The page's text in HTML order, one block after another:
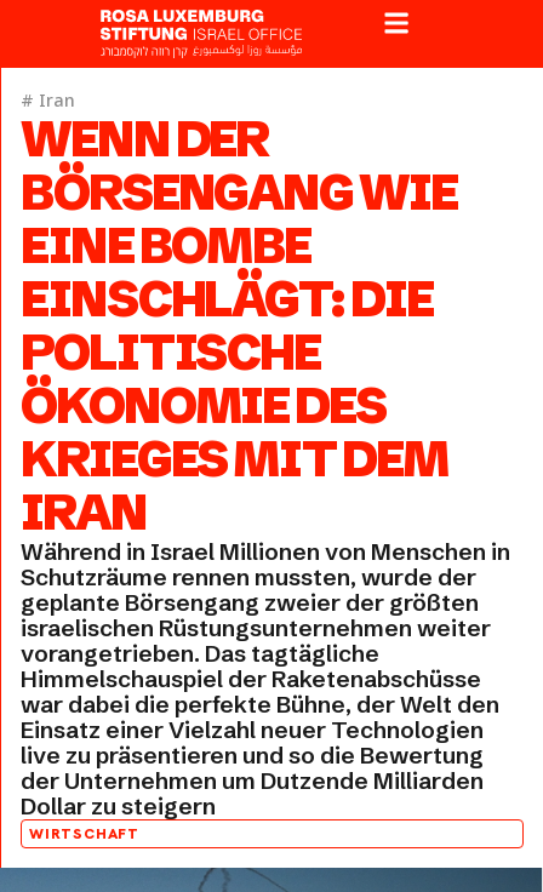
# Iran
WENN DER
BÖRSENGANG WIE
EINE BOMBE
EINSCHLÄGT: DIE
POLITISCHE
ÖKONOMIE DES
KRIEGES MIT DEM
IRAN
Während in Israel Millionen von Menschen in
Schutzräume rennen mussten, wurde der
geplante Börsengang zweier der größten
israelischen Rüstungsunternehmen weiter
vorangetrieben. Das tagtägliche
Himmelschauspiel der Raketenabschüsse
war dabei die perfekte Bühne, der Welt den
Einsatz einer Vielzahl neuer Technologien
live zu präsentieren und so die Bewertung
der Unternehmen um Dutzende Milliarden
Dollar zu steigern
WIRTSCHAFT